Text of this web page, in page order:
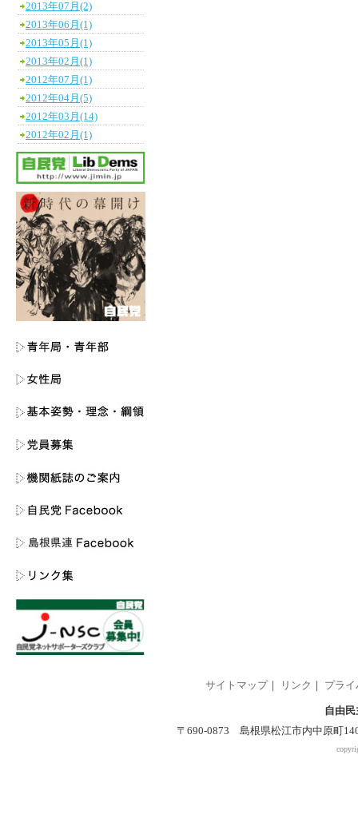
2013年07月(2)
2013年06月(1)
2013年05月(1)
2013年02月(1)
2012年07月(1)
2012年04月(5)
2012年03月(14)
2012年02月(1)
サイトマップ｜ リンク プラ
自由
〒690-0873 島根県松江市内中原町